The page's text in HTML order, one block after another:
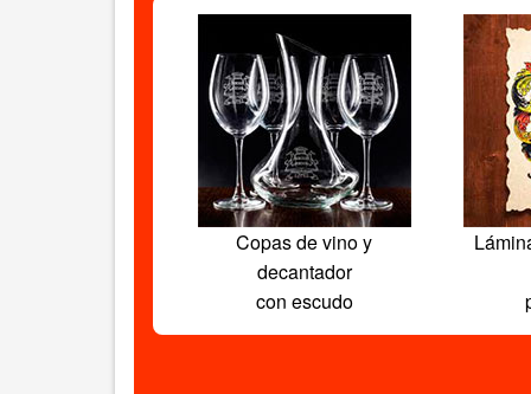
Copas de vino y
decantador
con escudo